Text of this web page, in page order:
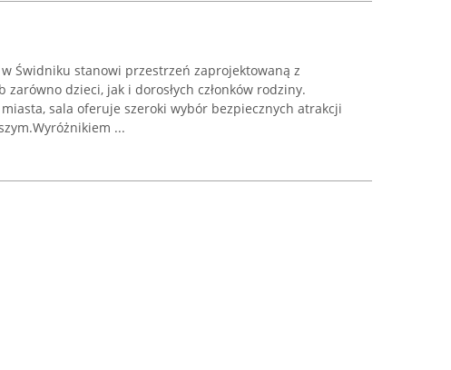
Świdniku stanowi przestrzeń zaprojektowaną z
dzieci, jak i dorosłych członków rodziny.
sala oferuje szeroki wybór bezpiecznych atrakcji
...